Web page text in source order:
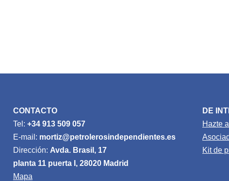
CONTACTO
Tel: +34 913 509 057
E-mail: mortiz@petrolerosindependientes.es
Dirección: Avda. Brasil, 17
planta 11 puerta I, 28020 Madrid
Mapa
DE
Hazte
Kit de